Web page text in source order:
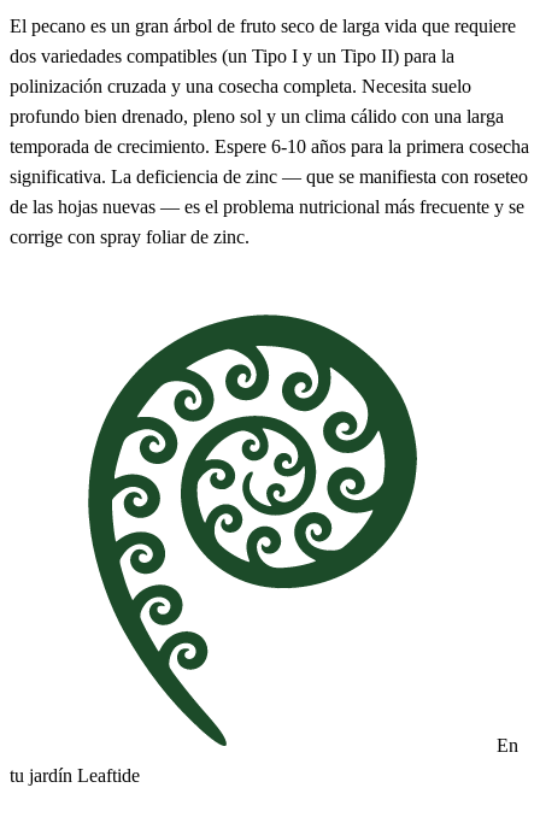
El pecano es un gran árbol de fruto seco de larga vida que requiere
dos variedades compatibles (un Tipo I y un Tipo II) para la
polinización cruzada y una cosecha completa. Necesita suelo
profundo bien drenado, pleno sol y un clima cálido con una larga
temporada de crecimiento. Espere 6-10 años para la primera cosecha
significativa. La deficiencia de zinc — que se manifiesta con roseteo
de las hojas nuevas — es el problema nutricional más frecuente y se
corrige con spray foliar de zinc.
En
tu jardín Leaftide